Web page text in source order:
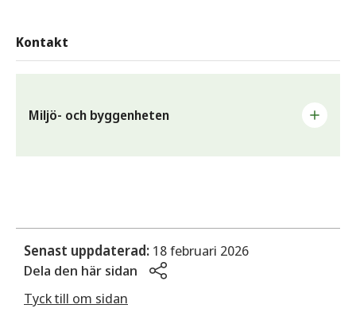
Kontakt
Miljö- och byggenheten
E-post
mbn@sunne.se
0565-168 20
Senast uppdaterad: 18 februari 2026
Dela den här sidan
Tyck till om sidan